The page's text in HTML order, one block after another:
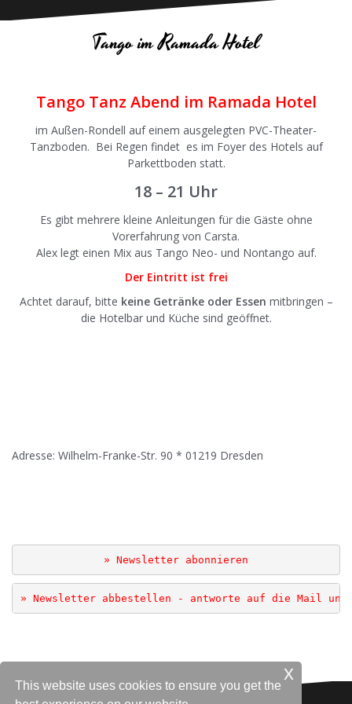
Tango im Ramada Hotel
Tango Tanz Abend im Ramada Hotel
im Außen-Rondell auf einem ausgelegten PVC-Theater-
Tanzboden. Bei Regen findet es im Foyer des Hotels auf
Parkettboden statt.
18 – 21 Uhr
Es gibt mehrere kleine Anleitungen für die Gäste ohne
Vorerfahrung von Carsta.
Alex legt einen Mix aus Tango Neo- und Nontango auf.
Der Eintritt ist frei
Achtet darauf, bitte keine Getränke oder Essen mitbringen –
die Hotelbar und Küche sind geöffnet.
Adresse: Wilhelm-Franke-Str. 90 * 01219 Dresden
» Newsletter abonnieren
» Newsletter abbestellen - antworte auf die Mail
This website uses cookies to ensure you get the
x